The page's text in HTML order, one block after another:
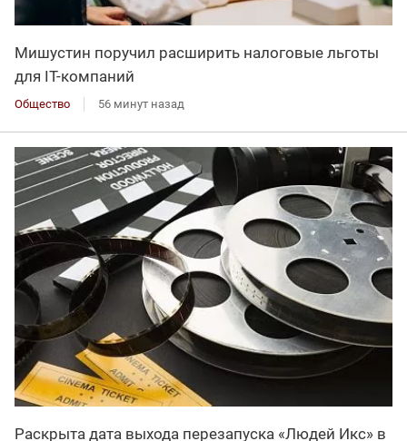
Мишустин поручил расширить налоговые льготы
для IT-компаний
Общество 56 минут назад
Раскрыта дата выхода перезапуска «Людей Икс» в